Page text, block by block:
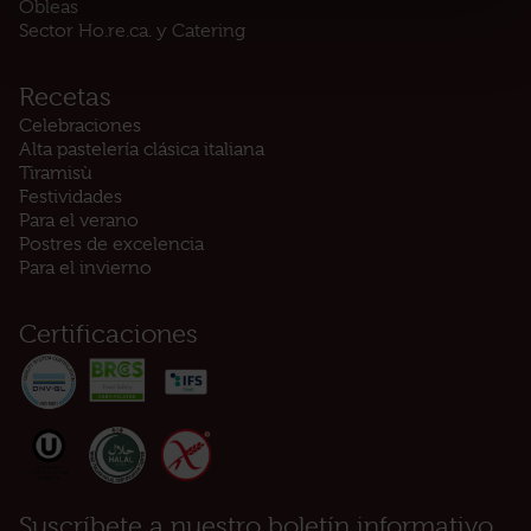
Obleas
Sector Ho.re.ca. y Catering
Recetas
Celebraciones
Alta pastelería clásica italiana
Tiramisù
Festividades
Para el verano
Postres de excelencia
Para el invierno
Certificaciones